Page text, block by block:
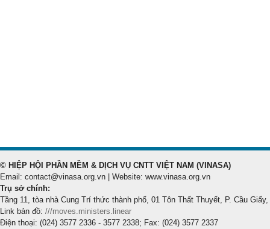
© HIỆP HỘI PHẦN MỀM & DỊCH VỤ CNTT VIỆT NAM (VINASA)
Email: contact@vinasa.org.vn | Website: www.vinasa.org.vn
Trụ sở chính:
Tầng 11, tòa nhà Cung Trí thức thành phố, 01 Tôn Thất Thuyết, P. Cầu Giấy,
Link bản đồ: ///moves.ministers.linear
Điện thoại: (024) 3577 2336 - 3577 2338; Fax: (024) 3577 2337